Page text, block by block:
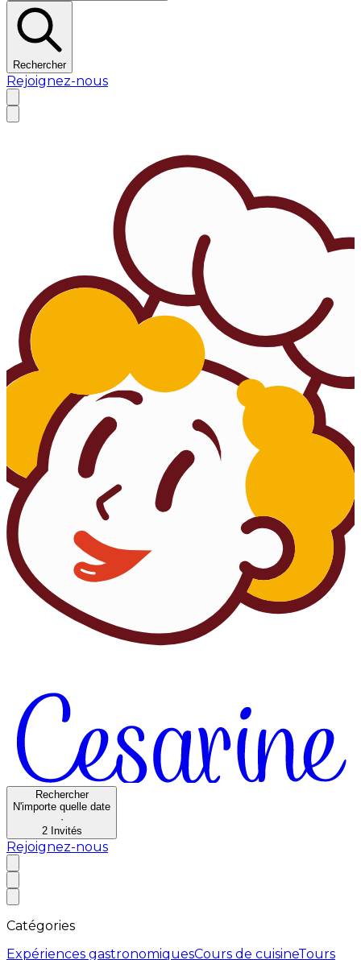
Rechercher
Rejoignez-nous
Rechercher
N'importe quelle date
·
2 Invités
Rejoignez-nous
Catégories
Expériences gastronomiquesCours de cuisineTours